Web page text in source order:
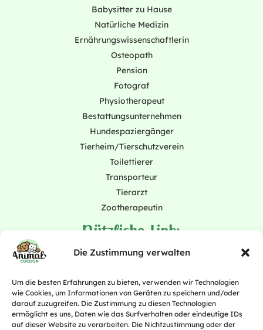
Die Zustimmung verwalten
Um die besten Erfahrungen zu bieten, verwenden wir Technologien
wie Cookies, um Informationen von Geräten zu speichern und/oder
darauf zuzugreifen. Die Zustimmung zu diesen Technologien
ermöglicht es uns, Daten wie das Surfverhalten oder eindeutige IDs
auf dieser Website zu verarbeiten. Die Nichtzustimmung oder der
Babysitter zu Hause
Natürliche Medizin
Ernährungswissenschaftlerin
Osteopath
Pension
Fotograf
Physiotherapeut
Bestattungsunternehmen
Hundespaziergänger
Tierheim/Tierschutzverein
Toilettierer
Transporteur
Tierarzt
Zootherapeutin
Nützliche Links
Abonnement
Blog
Kontakt
Alles für meine Katze
Alles für mein Pferd